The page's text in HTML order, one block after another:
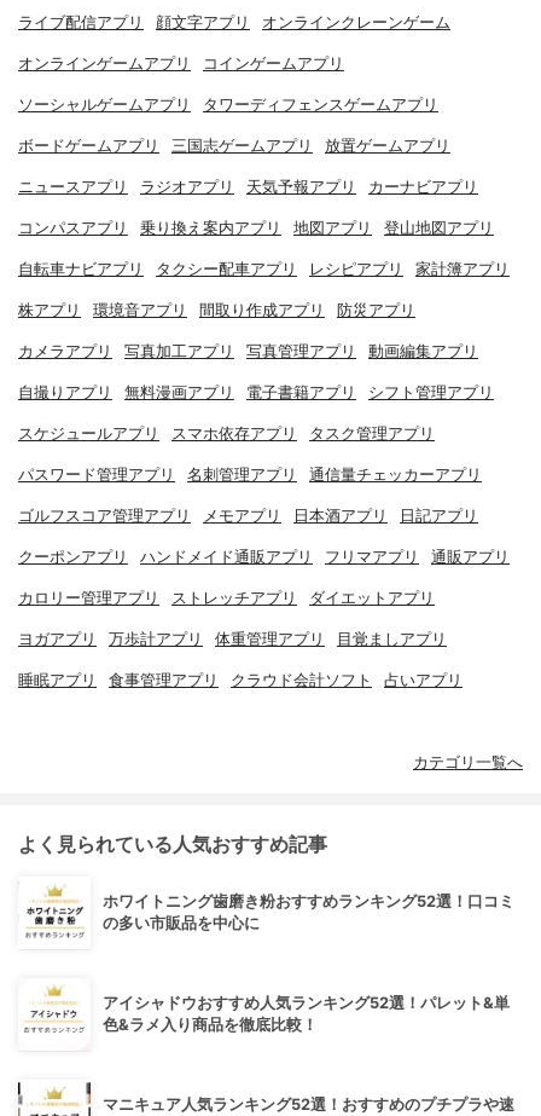
ライブ配信アプリ 顔文字アプリ オンラインクレーンゲーム
オンラインゲームアプリ コインゲームアプリ
ソーシャルゲームアプリ タワーディフェンスゲームアプリ
ボードゲームアプリ 三国志ゲームアプリ 放置ゲームアプリ
ニュースアプリ ラジオアプリ 天気予報アプリ カーナビアプリ
コンパスアプリ 乗り換え案内アプリ 地図アプリ 登山地図アプリ
自転車ナビアプリ タクシー配車アプリ レシピアプリ 家計簿アプリ
株アプリ 環境音アプリ 間取り作成アプリ 防災アプリ
カメラアプリ 写真加工アプリ 写真管理アプリ 動画編集アプリ
自撮りアプリ 無料漫画アプリ 電子書籍アプリ シフト管理アプリ
スケジュールアプリ スマホ依存アプリ タスク管理アプリ
パスワード管理アプリ 名刺管理アプリ 通信量チェッカーアプリ
ゴルフスコア管理アプリ メモアプリ 日本酒アプリ 日記アプリ
クーポンアプリ ハンドメイド通販アプリ フリマアプリ 通販アプリ
カロリー管理アプリ ストレッチアプリ ダイエットアプリ
ヨガアプリ 万歩計アプリ 体重管理アプリ 目覚ましアプリ
睡眠アプリ 食事管理アプリ クラウド会計ソフト 占いアプリ
カテゴリ一覧へ
よく見られている人気おすすめ記事
ホワイトニング歯磨き粉おすすめランキング52選！口コミ
の多い市販品を中心に
アイシャドウおすすめ人気ランキング52選！パレット&単
色&ラメ入り商品を徹底比較！
マニキュア人気ランキング52選！おすすめのプチプラや速